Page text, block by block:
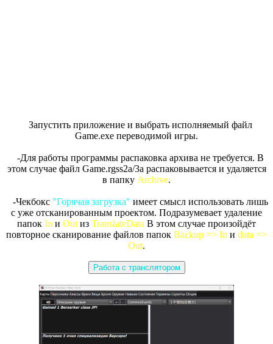
Запустить приложение и выбрать исполняемый файл
Game.exe переводимой игры.
-Для работы программы распаковка архива не требуется. В
этом случае файл Game.rgss2a/3a распаковывается и удаляется
в папку Archive.
-Чекбокс "Горячая загрузка" имеет смысл использовать лишь
с уже отсканированным проектом. Подразумевает удаление
папок In и Out из TranslateData В этом случае произойдёт
повторное сканирование файлов папок Backup => In и data =>
Out.
Работа с транслятором